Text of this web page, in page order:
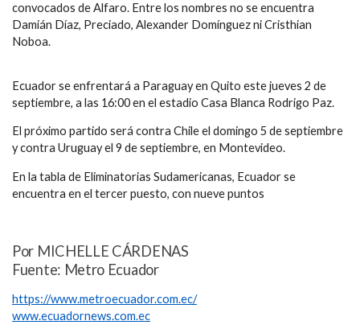
convocados de Alfaro. Entre los nombres no se encuentra
Damián Díaz, Preciado, Alexander Domínguez ni Cristhian
Noboa.
Ecuador se enfrentará a Paraguay en Quito este jueves 2 de
septiembre, a las 16:00 en el estadio Casa Blanca Rodrigo Paz.
El próximo partido será contra Chile el domingo 5 de septiembre
y contra Uruguay el 9 de septiembre, en Montevideo.
En la tabla de Eliminatorias Sudamericanas, Ecuador se
encuentra en el tercer puesto, con nueve puntos
Por MICHELLE CÁRDENAS
Fuente: Metro Ecuador
https://www.metroecuador.com.ec/
www.ecuadornews.com.ec